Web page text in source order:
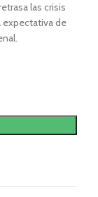
las crisis
expectativa de